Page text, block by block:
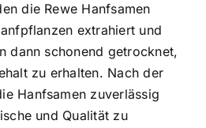
die Rewe Hanfsamen
extrahiert und
dann schonend getrocknet,
zu erhalten. Nach der
Hanfsamen zuverlässig
und Qualität zu